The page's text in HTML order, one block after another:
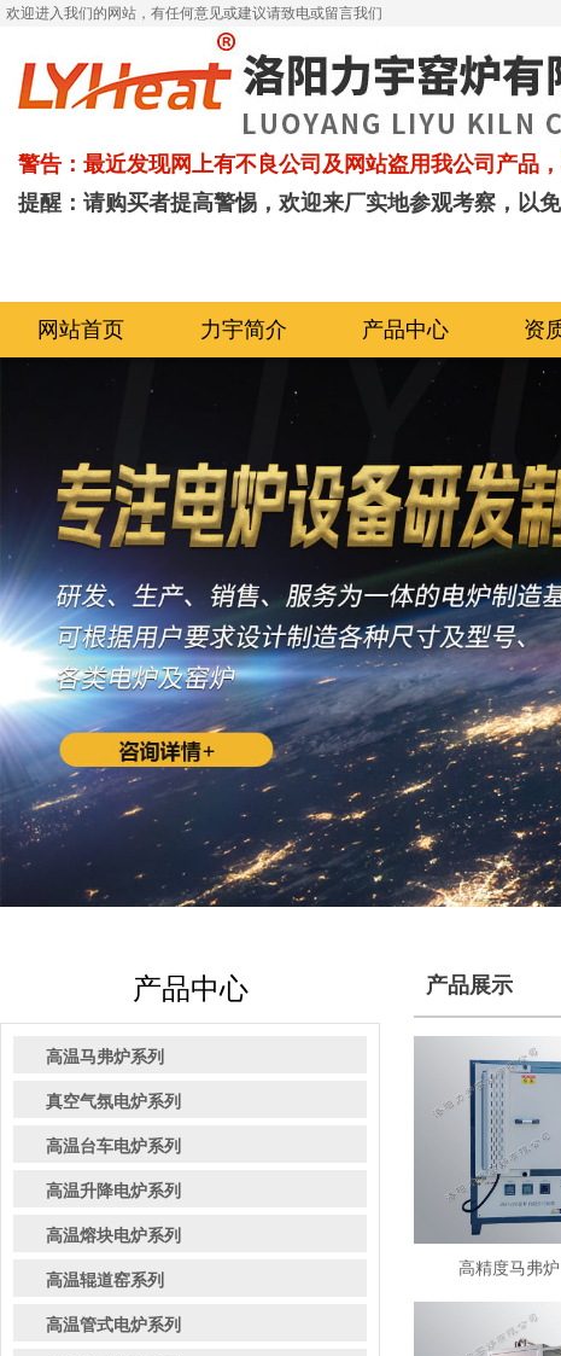
欢迎进入我们的网站，有任何意见或建议请致电或留言我们
警告：最近发现网上有不良公司及网站盗用我公司产品
提醒：请购买者提高警惕，欢迎来厂实地参观考察，以
网站首页 力宇简介 产品中心 资
产品中心
高温马弗炉系列
真空气氛电炉系列
高温台车电炉系列
高温升降电炉系列
高温熔块电炉系列
高温辊道窑系列
高温管式电炉系列
产品展示
高精度马弗